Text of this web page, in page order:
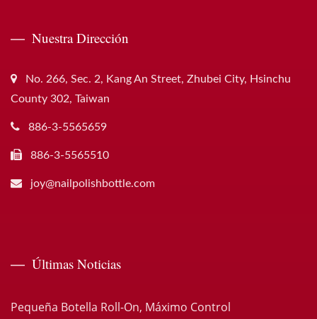
Nuestra Dirección
No. 266, Sec. 2, Kang An Street, Zhubei City, Hsinchu
County 302, Taiwan
886-3-5565659
886-3-5565510
joy@nailpolishbottle.com
Últimas Noticias
Pequeña Botella Roll-On, Máximo Control